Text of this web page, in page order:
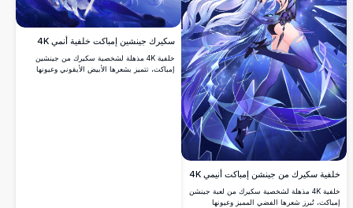
خلفية سكيرك من جينشن إمباكت أنيمي 4K
خلفية 4K مذهلة لشخصية سكيرك من لعبة جينشن
إمباكت، تُبرز شعرها الفضي المميز وعيونها
سكيرك جينشين إمباكت خلفية أنمي 4K
خلفية 4K مذهلة لشخصية سكيرك من جينشين
إمباكت، تتميز بشعرها الأبيض الأيقوني وعيونها